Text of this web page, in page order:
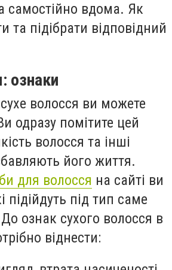
самостійно вдома. Як
та підібрати відповідний
ознаки
волосся ви можете
одразу помітите цей
волосся та інші
його життя.
для волосся на сайті ви
підійдуть під тип саме
ознак сухого волосся в
віднести: